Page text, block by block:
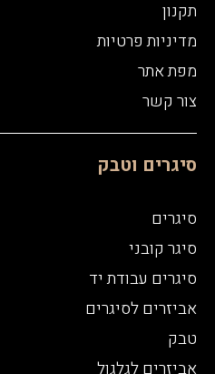
תקנון
מדיניות פרטיות
מפת אתר
צור קשר
סיגרים וטבק
סיגרים
סיגר קובני
סיגרים עבודת יד
אביזרים לסיגרים
טבק
אביזרים לגלגול